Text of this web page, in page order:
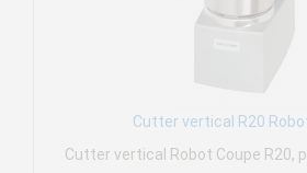
Cutter vertical R20
Cutter vertical Robot Coupe R20,